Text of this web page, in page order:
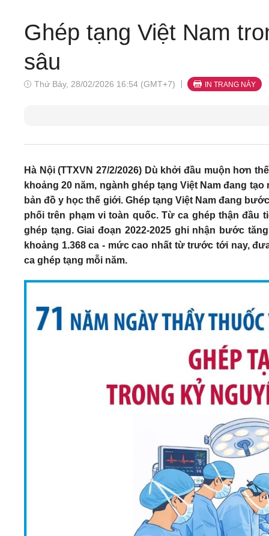
Ghép tạng Việt Nam
sâu
Thứ Bảy, 28/02/2026 16:54 (GMT+7) IN TRANG NÀY
Hà Nội (TTXVN 27/2/2026) Dù khởi đầu muộn hơn
khoảng 20 năm, ngành ghép tạng Việt Nam đang
bản đồ y học thế giới. Ghép tạng Việt Nam đang
phối trên phạm vi toàn quốc. Từ ca ghép thận đầu
ghép tạng. Giai đoạn 2022-2025 ghi nhận bước
khoảng 1.368 ca - mức cao nhất từ trước tới nay,
ca ghép tạng mỗi năm.